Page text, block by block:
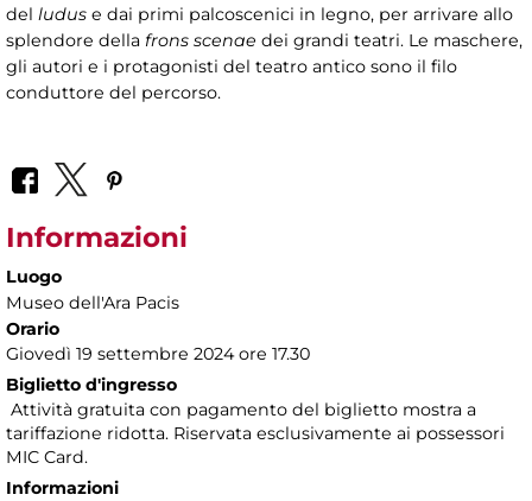
del ludus e dai primi palcoscenici in legno, per arrivare allo
splendore della frons scenae dei grandi teatri. Le maschere,
gli autori e i protagonisti del teatro antico sono il filo
conduttore del percorso.
Informazioni
Luogo
Museo dell'Ara Pacis
Orario
Giovedì 19 settembre 2024 ore 17.30
Biglietto d'ingresso
Attività gratuita con pagamento del biglietto mostra a
tariffazione ridotta. Riservata esclusivamente ai possessori
MIC Card.
Informazioni